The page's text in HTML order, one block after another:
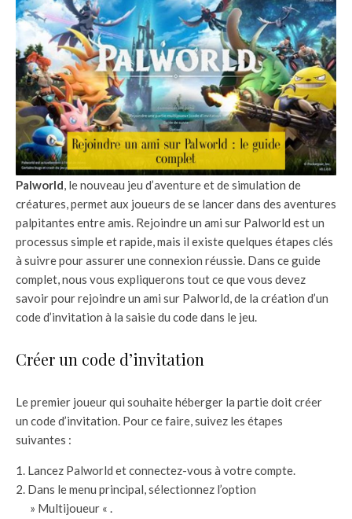
Palworld, le nouveau jeu d’aventure et de simulation de
créatures, permet aux joueurs de se lancer dans des aventures
palpitantes entre amis. Rejoindre un ami sur Palworld est un
processus simple et rapide, mais il existe quelques étapes clés
à suivre pour assurer une connexion réussie. Dans ce guide
complet, nous vous expliquerons tout ce que vous devez
savoir pour rejoindre un ami sur Palworld, de la création d’un
code d’invitation à la saisie du code dans le jeu.
Créer un code d’invitation
Le premier joueur qui souhaite héberger la partie doit créer
un code d’invitation. Pour ce faire, suivez les étapes
suivantes :
Lancez Palworld et connectez-vous à votre compte.
Dans le menu principal, sélectionnez l’option
» Multijoueur « .